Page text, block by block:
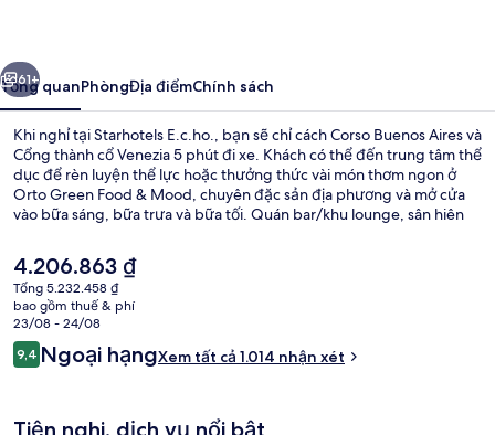
61+
Tổng quanPhòngĐịa điểmChính sách
Khi nghỉ tại Starhotels E.c.ho., bạn sẽ chỉ cách Corso Buenos Aires và
Cổng thành cổ Venezia 5 phút đi xe. Khách có thể đến trung tâm thể
dục để rèn luyện thể lực hoặc thưởng thức vài món thơm ngon ở
Orto Green Food & Mood, chuyên đặc sản địa phương và mở cửa
vào bữa sáng, bữa trưa và bữa tối. Quán bar/khu lounge, sân hiên
này. Khách du lịch thích khoảng cách thuận tiện giữa nơi lưu trú và
trạm giao thông công cộng, như cách Ga Caiazzo 2 phút và cách
Trạm xe điện Via Settembrini 3 phút đi bộ.
Giá
hiện
tại
là
4.206.863 ₫
4.206.863 ₫
Tổng 5.232.458 ₫
bao gồm thuế & phí
23/08 - 24/08
Nhận
xét
9,49,4 trên 10,
Ngoại hạngXem tất cả 1.014 nhận xét
Tiện nghi, dịch vụ nổi bật